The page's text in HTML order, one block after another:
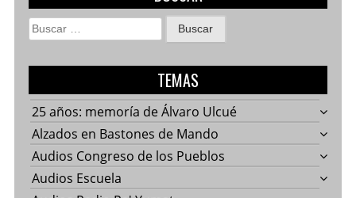
Buscar:
TEMAS
25 años: memoría de Álvaro Ulcué
Alzados en Bastones de Mando
Audios Congreso de los Pueblos
Audios Escuela